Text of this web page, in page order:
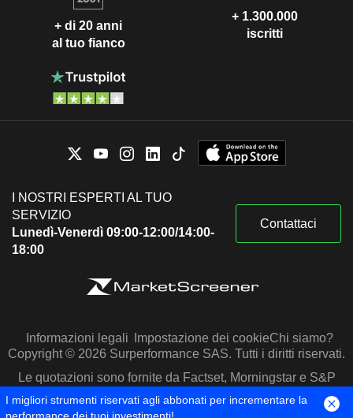
+ di 20 anni
al tuo fianco
+ 1.300.000
iscritti
I NOSTRI ESPERTI AL TUO
SERVIZIO
Lunedì-Venerdì 09:00-12:00/14:00-
18:00
Contattaci
Informazioni legali Impostazione dei cookieChi siamo?
Copyright © 2026 Surperformance SAS. Tutti i diritti riservati.
Le quotazioni sono fornite da Factset, Morningstar e S&P
Capital IQ
I migliori strumenti riservati agli abbonati per incrementare la